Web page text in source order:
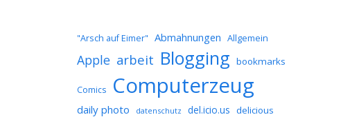
"Arsch auf Eimer" Abmahnungen Allgemein
Apple arbeit Blogging bookmarks
Comics Computerzeug
daily photo datenschutz del.icio.us delicious